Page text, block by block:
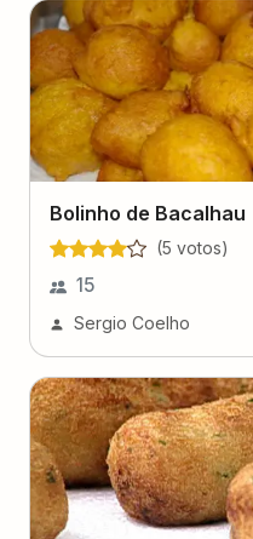
Bolinho de Bacalhau
(5 votos)
15
Sergio Coelho